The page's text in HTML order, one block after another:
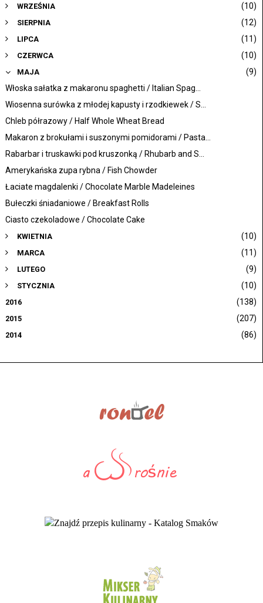
WRZEŚNIA (10)
SIERPNIA (12)
LIPCA (11)
CZERWCA (10)
MAJA
(9)
Włoska sałatka z makaronu spaghetti / Italian Spag...
Wiosenna surówka z młodej kapusty i rzodkiewek / S...
Chleb półrazowy / Half Whole Wheat Bread
Makaron z brokułami i suszonymi pomidorami / Pasta...
Rabarbar i truskawki pod kruszonką / Rhubarb and S...
Amerykańska zupa rybna / Fish Chowder
Łaciate magdalenki / Chocolate Marble Madeleines
Bułeczki śniadaniowe / Breakfast Rolls
Ciasto czekoladowe / Chocolate Cake
KWIETNIA (10)
MARCA (11)
LUTEGO (9)
STYCZNIA (10)
2016 (138)
2015 (207)
2014 (86)